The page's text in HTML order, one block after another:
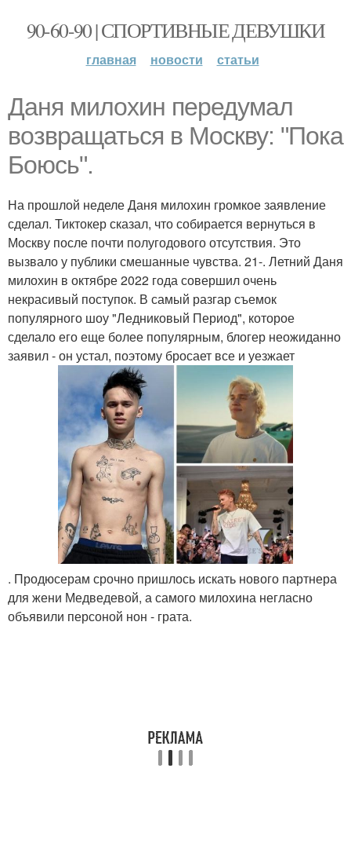
90-60-90 | СПОРТИВНЫЕ ДЕВУШКИ
главная новости статьи
Даня милохин передумал
возвращаться в Москву: "Пока
Боюсь".
На прошлой неделе Даня милохин громкое заявление
сделал. Тиктокер сказал, что собирается вернуться в
Москву после почти полугодового отсутствия. Это
вызвало у публики смешанные чувства. 21-. Летний Даня
милохин в октябре 2022 года совершил очень
некрасивый поступок. В самый разгар съемок
популярного шоу "Ледниковый Период", которое
сделало его еще более популярным, блогер неожиданно
заявил - он устал, поэтому бросает все и уезжает
. Продюсерам срочно пришлось искать нового партнера
для жени Медведевой, а самого милохина негласно
объявили персоной нон - грата.